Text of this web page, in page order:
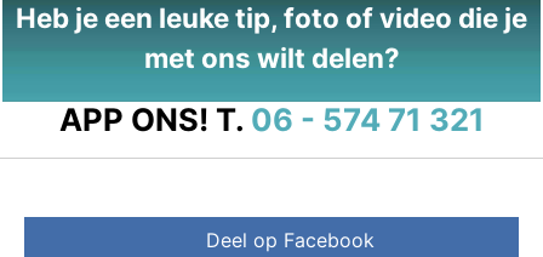
Heb je een leuke tip, foto of video die je
met ons wilt delen?
APP ONS! T. 06 - 574 71 321
Deel op Facebook